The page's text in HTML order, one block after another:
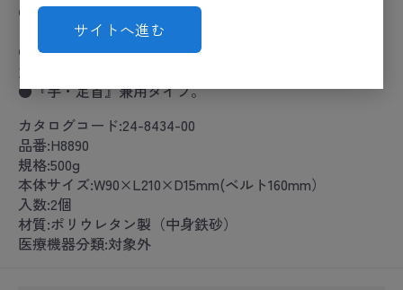
サイトへ進む
●ポリウレタン製アンクルリストウエイトはソフトで強
いフィット感のあるウエイトです。
●太いベルトでしっかりガードし筋力トレーニング、体
力・健康づくりをサポートします。
●『手・足首』兼用タイプ。
カタログコード:24-8434-00
品番:H8890
規格:500g
本体サイズ:W90×L210×D15mm(ベルト160mm）
入数:2個
材質:ポリウレタン製（中身鉄砂）
医療機器分類:対象外